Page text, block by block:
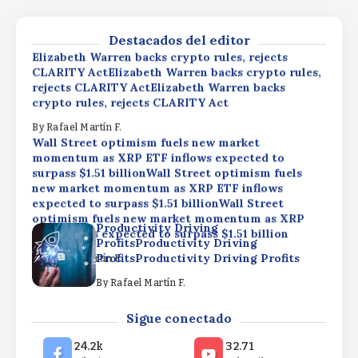
Destacados del editor
Elizabeth Warren backs crypto rules, rejects
CLARITY ActElizabeth Warren backs crypto rules,
rejects CLARITY ActElizabeth Warren backs
crypto rules, rejects CLARITY Act
By Rafael Martín F.
Wall Street optimism fuels new market
momentum as XRP ETF inflows expected to
surpass $1.51 billionWall Street optimism fuels
new market momentum as XRP ETF inflows
expected to surpass $1.51 billionWall Street
optimism fuels new market momentum as XRP
ETF inflows expected to surpass $1.51 billion
ByRafael Martín F.
Productivity Driving
ProfitsProductivity Driving
ProfitsProductivity Driving Profits
By Rafael Martín F.
Elizabeth Warren backs crypto rules, rejects
CLARITY ActElizabeth Warren backs crypto rules,
rejects CLARITY ActElizabeth Warren backs
Sigue conectado
24.2k 32.71